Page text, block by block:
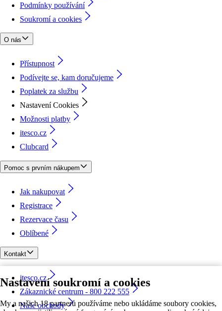
Nastavení soukromí a cookies
My a našich 18 partnerů používáme nebo ukládáme soubory cookies,
Podmínky používání
Soukromí a cookies
O nás
Přístupnost
Podívejte se, kam doručujeme
Poplatek za službu
Nastavení Cookies
Možnosti platby
itesco.cz
Clubcard
Pomoc s prvním nákupem
Jak nakupovat
Registrace
Rezervace času
Oblíbené
Kontakt
itesco.cz
Zákaznické centrum - 800 222 555
Naše obchody